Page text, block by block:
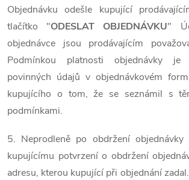
Objednávku odešle kupující
tlačítko "ODESLAT OBJEDNÁVKU"
objednávce jsou prodávajícím
Podmínkou platnosti objednávky je
povinných údajů v objednávkovém
kupujícího o tom, že se seznámil s
podmínkami.
5. Neprodleně po obdržení objednávky
kupujícímu potvrzení o obdržení
adresu, kterou kupující při objednání